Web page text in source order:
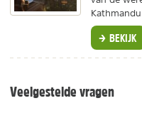
BEKIJK
Veelgestelde vragen